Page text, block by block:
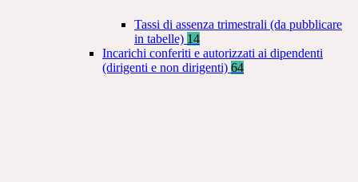
Tassi di assenza trimestrali (da pubblicare
in tabelle) 14
Incarichi conferiti e autorizzati ai dipendenti
(dirigenti e non dirigenti) 64